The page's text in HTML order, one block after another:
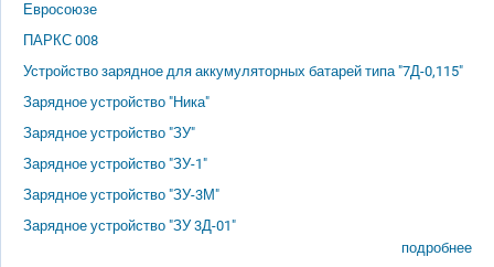
Евросоюзе
ПАРКС 008
Устройство зарядное для аккумуляторных батарей типа "7Д-0,115"
Зарядное устройство "Ника"
Зарядное устройство "ЗУ"
Зарядное устройство "ЗУ-1"
Зарядное устройство "ЗУ-3М"
Зарядное устройство "ЗУ 3Д-01"
подробнее